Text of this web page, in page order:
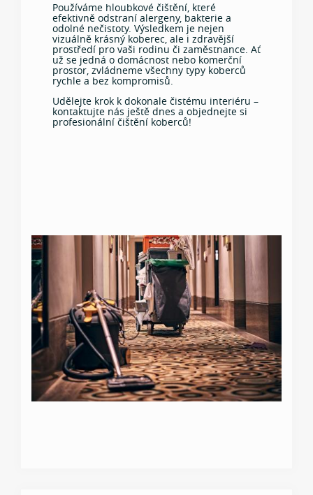
Používáme hloubkové čištění, které
efektivně odstraní alergeny, bakterie a
odolné nečistoty. Výsledkem je nejen
vizuálně krásný koberec, ale i zdravější
prostředí pro vaši rodinu či zaměstnance. Ať
už se jedná o domácnost nebo komerční
prostor, zvládneme všechny typy koberců
rychle a bez kompromisů.
Udělejte krok k dokonale čistému interiéru –
kontaktujte nás ještě dnes a objednejte si
profesionální čištění koberců!